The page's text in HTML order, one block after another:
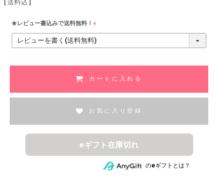
送料込
★レビュー書込みで送料無料！
(
必
カートに入れる
お気に入り登録
eギフト在庫切れ
のeギフトとは？